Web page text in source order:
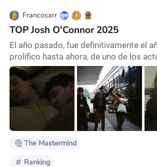
Francosarr
TOP Josh O'Connor 2025
El año pasado, fue definitivamente el
prolífico hasta ahora, de uno de los
momento. Josh O'Connor estrenó en
películas, una de ellas, aún no estrena
se consigue por torrent) así que
tres. Son muy distintas entre sí,
con el que anden podrían ver
tener una experiencia grata. O más o
The Mastermind
Ranking